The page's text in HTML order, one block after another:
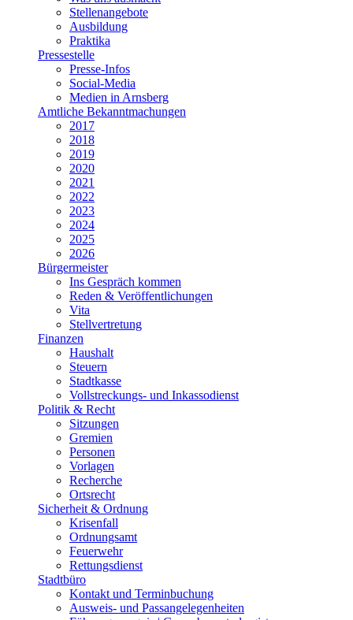
Stellenangebote
Ausbildung
Praktika
Pressestelle
Presse-Infos
Social-Media
Medien in Arnsberg
Amtliche Bekanntmachungen
2017
2018
2019
2020
2021
2022
2023
2024
2025
2026
Bürgermeister
Ins Gespräch kommen
Reden & Veröffentlichungen
Vita
Stellvertretung
Finanzen
Haushalt
Steuern
Stadtkasse
Vollstreckungs- und Inkassodienst
Politik & Recht
Sitzungen
Gremien
Personen
Vorlagen
Recherche
Ortsrecht
Sicherheit & Ordnung
Krisenfall
Ordnungsamt
Feuerwehr
Rettungsdienst
Stadtbüro
Kontakt und Terminbuchung
Ausweis- und Passangelegenheiten